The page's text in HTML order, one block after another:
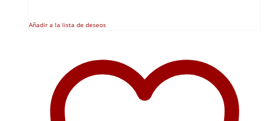
Añadir a la lista de deseos